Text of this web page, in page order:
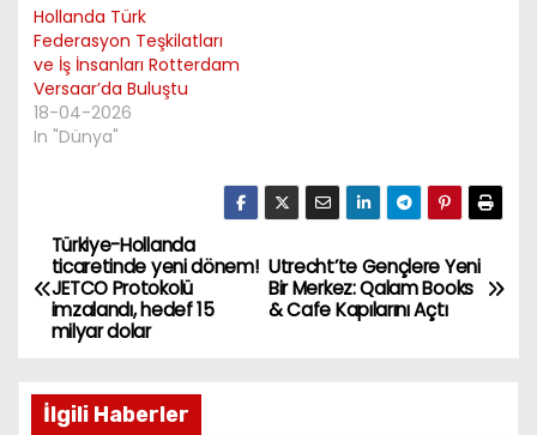
Hollanda Türk
Federasyon Teşkilatları
ve İş İnsanları Rotterdam
Versaar’da Buluştu
18-04-2026
In "Dünya"
P
o
t
Utrecht’te Gençlere Yeni
Bir Merkez: Qalam Books
& Cafe Kapılarını Açtı
Türkiye-Hollanda
ticaretinde yeni dönem!
JETCO Protokolü
imzalandı, hedef 15
milyar dolar
İlgili Haberler